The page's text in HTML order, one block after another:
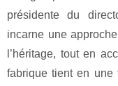
présidente du
incarne une
l’héritage, tout en
fabrique tient en une